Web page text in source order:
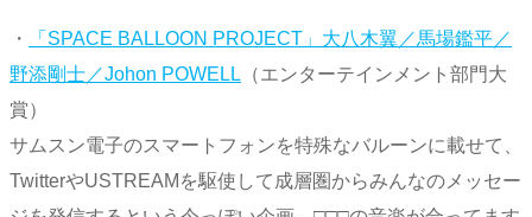
・
「SPACE BALLOON PROJECT」大八木翼／馬場鑑平／
野添剛士／Johon POWELL （エンターテインメント部門大
賞）
サムスン電子のスマートフォンを特殊なバルーンに載せて、
TwitterやUSTREAMを駆使して成層圏からみんなのメッセー